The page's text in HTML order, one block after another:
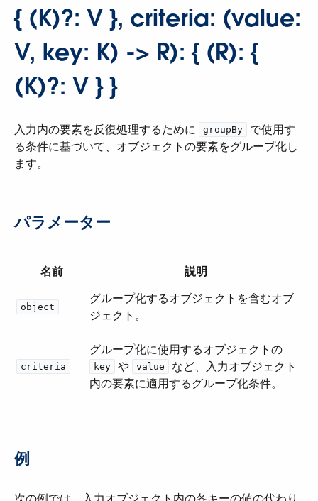
{ (K)?: V }, criteria: (value:
V, key: K) -> R): { (R): {
(K)?: V } }
入力内の要素を反復処理するために ​ groupBy
​ で使用す
る条件に基づいて、オブジェクトの要素をグループ化し
ます。
パラメーター
名前 説明
object
グループ化するオブジェクトを含むオブ
ジェクト。
criteria
グループ化に使用するオブジェクトの ​
key ​ や ​ value
​ など、入力オブジェクト
内の要素に適用するグループ化条件。
例